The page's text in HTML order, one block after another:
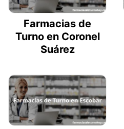
Farmacias de
Turno en Coronel
Suárez